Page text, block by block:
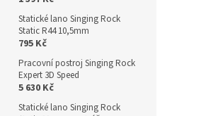
Statické lano Singing Rock
Static R44 10,5mm
795 Kč
Pracovní postroj Singing Rock
Expert 3D Speed
5 630 Kč
Statické lano Singing Rock